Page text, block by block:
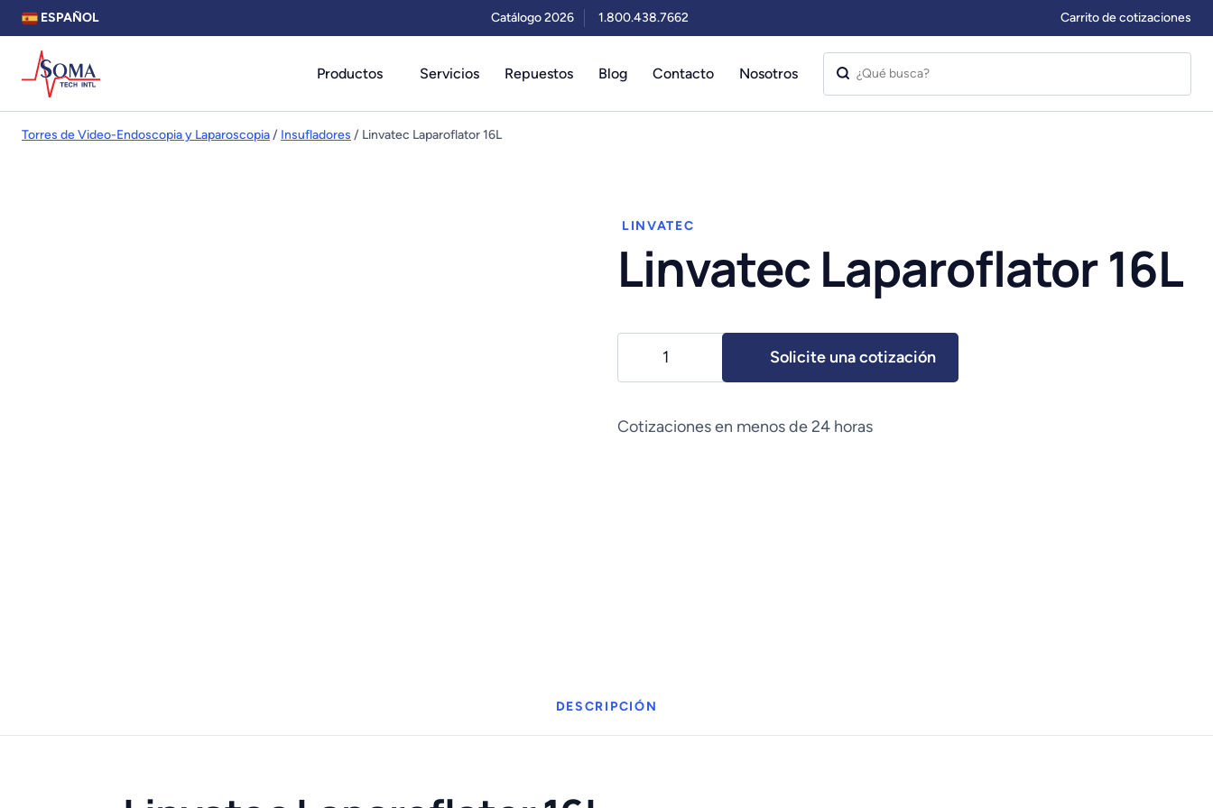
ESPAÑOL Catálogo 2026 1.800.438.7662 Carrito de cotizaciones
Productos Servicios Repuestos Blog Contacto Nosotros
Torres de Video-Endoscopia y Laparoscopia/ Insufladores / Linvatec Laparoflator 16L
LINVATEC
Linvatec Laparoflator 16L
Laparoflator
16L
Solicite una cotización
Cotizaciones en menos de 24 horas
DESCRIPCIÓN